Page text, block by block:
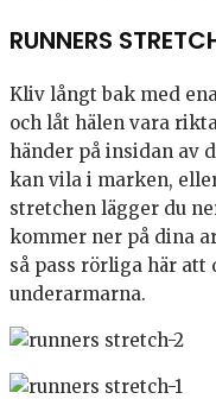
RUNNERS
Kliv långt bak med
och låt hälen vara
händer på insidan av
kan vila i marken,
stretchen lägger du
kommer ner på dina
så pass rörliga här att
underarmarna.